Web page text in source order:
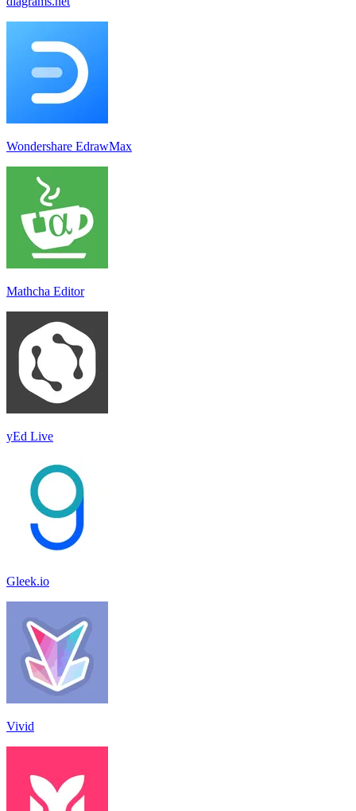
Wondershare EdrawMax
Mathcha Editor
yEd Live
Gleek.io
Vivid